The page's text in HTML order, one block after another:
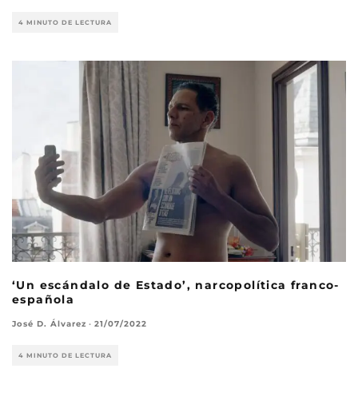
4 MINUTO DE LECTURA
‘Un escándalo de Estado’, narcopolítica franco-
española
José D. Álvarez · 21/07/2022
4 MINUTO DE LECTURA